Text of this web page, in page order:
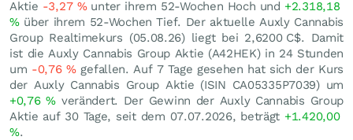
Aktie -3,27 %unter ihrem 52-Wochen Hoch und +2.318,18
%über ihrem 52-Wochen Tief. Der aktuelle Auxly Cannabis
Group Realtimekurs (05.08.26) liegt bei 2,6200 C$. Damit
ist die Auxly Cannabis Group Aktie (A42HEK) in 24 Stunden
um -0,76%gefallen. Auf 7 Tage gesehen hat sich der Kurs
der Auxly Cannabis Group Aktie (ISIN CA05335P7039) um
+0,76% verändert. Der Gewinn der Auxly Cannabis Group
Aktie auf 30 Tage, seit dem 07.07.2026, beträgt +1.420,00
%.